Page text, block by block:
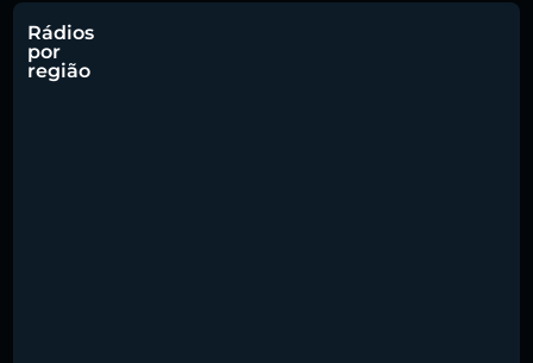
Rádios
por
região